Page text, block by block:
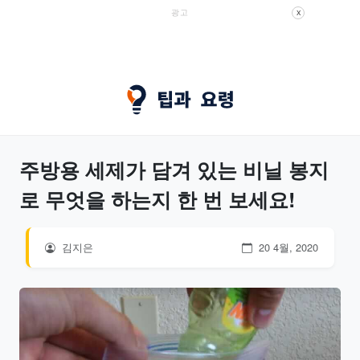
광고 X
주방용 세제가 담겨 있는 비닐 봉지
로 무엇을 하는지 한 번 보세요!
김지은 20 4월, 2020